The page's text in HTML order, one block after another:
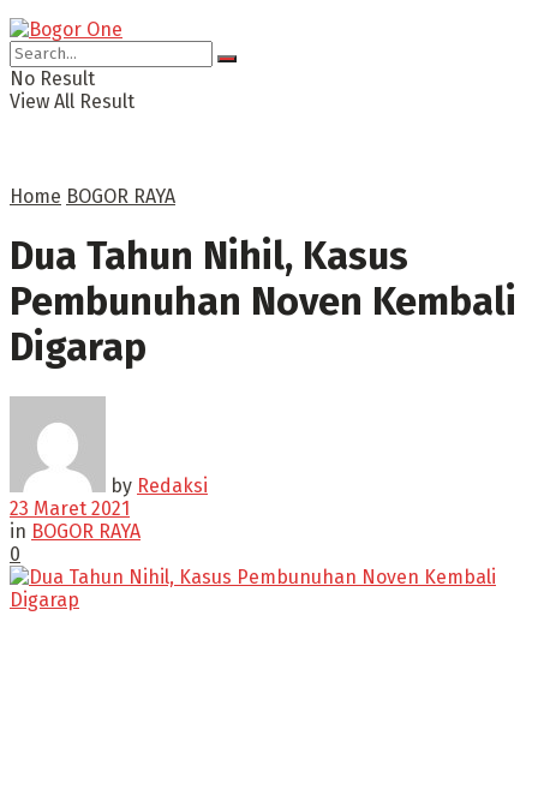
No Result
View All Result
Home BOGOR RAYA
Dua Tahun Nihil, Kasus
Pembunuhan Noven Kembali
Digarap
by Redaksi
23 Maret 2021
in BOGOR RAYA
0